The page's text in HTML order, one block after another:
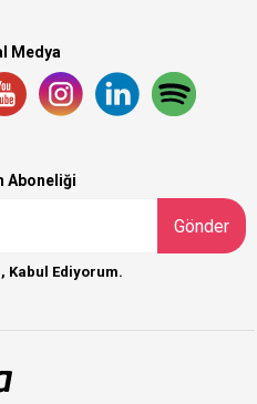
Medya
Aboneliği
Gönder
Kabul Ediyorum.